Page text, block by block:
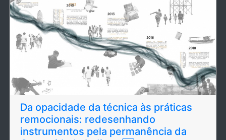
Da opacidade da técnica às práticas
remocionais: redesenhando
instrumentos pela permanência da